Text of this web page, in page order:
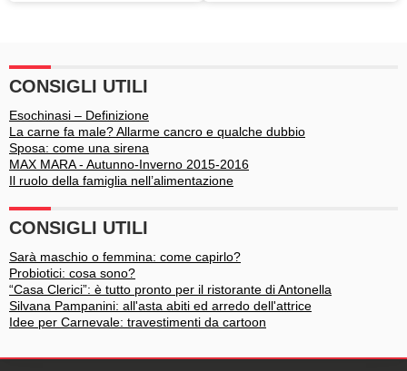
CONSIGLI UTILI
Esochinasi – Definizione
La carne fa male? Allarme cancro e qualche dubbio
Sposa: come una sirena
MAX MARA - Autunno-Inverno 2015-2016
Il ruolo della famiglia nell’alimentazione
CONSIGLI UTILI
Sarà maschio o femmina: come capirlo?
Probiotici: cosa sono?
“Casa Clerici”: è tutto pronto per il ristorante di Antonella
Silvana Pampanini: all'asta abiti ed arredo dell'attrice
Idee per Carnevale: travestimenti da cartoon